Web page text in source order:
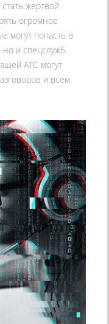
жертвой
огромное
могут попасть в
но и спецслужб.
АТС могут
и всем